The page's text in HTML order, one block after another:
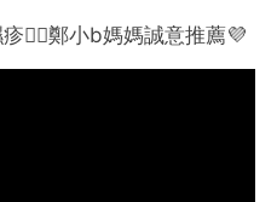
👍🏼鄭小b媽媽誠意推薦💜